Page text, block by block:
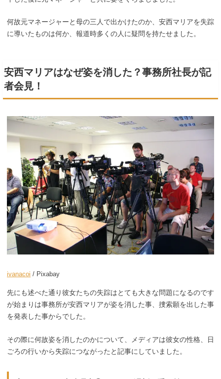
何故元マネージャーと母の三人で出かけたのか、安西マリアを失踪
に導いたものは何か、報道時多くの人に疑問を持たせました。
安西マリアはなぜ姿を消した？事務所社長が記
者会見！
ivanacoi / Pixabay
先にも述べた通り彼女たちの失踪はとても大きな問題になるのです
が始まりは事務所が安西マリアが姿を消した事、捜索願を出した事
を発表した事からでした。
その際に何故姿を消したのかについて、メディアは彼女の性格、日
ごろの行いから失踪につながったと記事にしていました。